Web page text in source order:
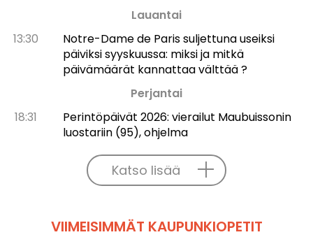
Lauantai
13:30
Notre-Dame de Paris suljettuna useiksi
päiviksi syyskuussa: miksi ja mitkä
päivämäärät kannattaa välttää ?
Perjantai
18:31
Perintöpäivät 2026: vierailut Maubuissonin
luostariin (95), ohjelma
Katso lisää
VIIMEISIMMÄT KAUPUNKIOPETIT